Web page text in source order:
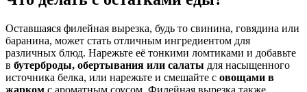
Оставшаяся филейная вырезка, будь то свинина, говядина или
баранина, может стать отличным ингредиентом для
различных блюд. Нарежьте её тонкими ломтиками и добавьте
в бутерброды, обертывания или салаты для насыщенного
источника белка, или нарежьте и смешайте с овощами в
жарком с ароматным соусом. Филейная вырезка также